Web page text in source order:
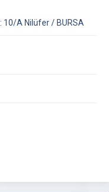
10/A Nilüfer / BURSA